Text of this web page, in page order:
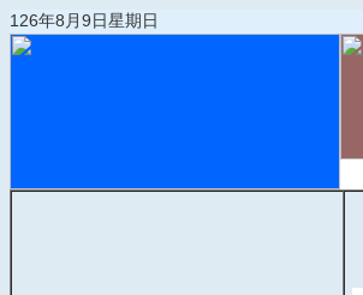
126年8月9日星期日